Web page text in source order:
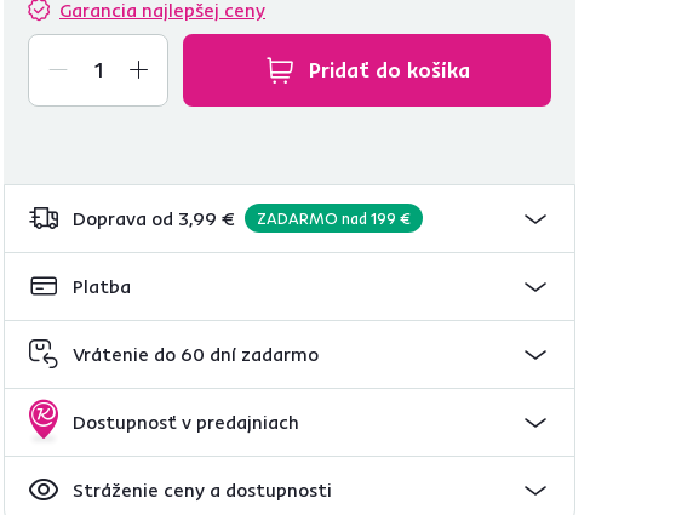
Garancia najlepšej ceny
Pridať do košíka
Doprava od 3,99 € ZADARMO nad 199 €
Platba
Vrátenie do 60 dní zadarmo
Dostupnosť v predajniach
Stráženie ceny a dostupnosti